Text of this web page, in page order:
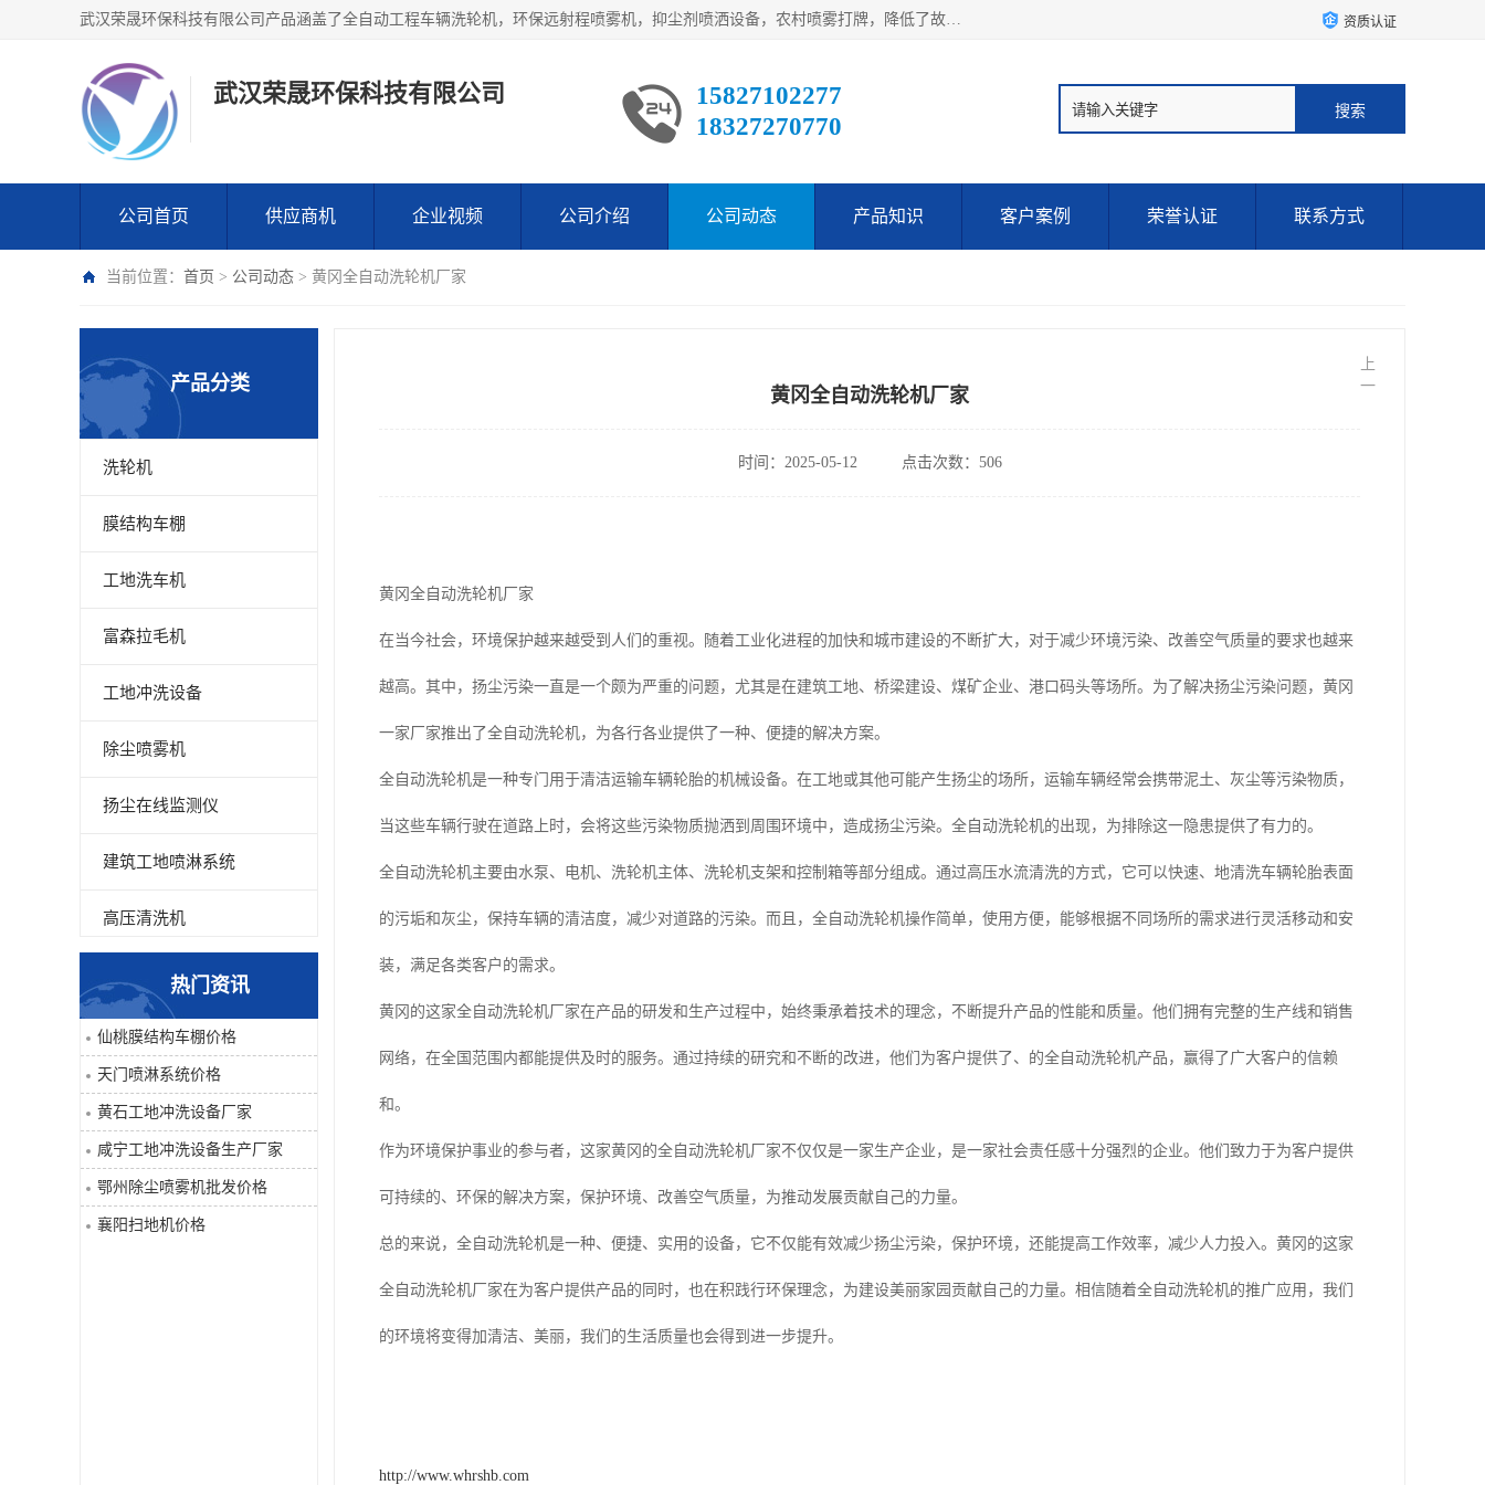
武汉荣晟环保科技有限公司产品涵盖了全自动工程车辆洗轮机，环保远射程喷雾机，抑尘剂喷洒设备，农村喷雾打牌，降低了故障率。多次获得环保科技进步奖，赢得了广大客户的一直好评. 资质认证
武汉荣晟环保科技有限公司
15827102277
18327270770
公司首页 供应商机 企业视频 公司介绍 公司动态 产品知识 客户案例 荣誉认证 联系方式
当前位置： 首页 > 公司动态 > 黄冈全自动洗轮机厂家
产品分类
洗轮机
膜结构车棚
工地洗车机
富森拉毛机
工地冲洗设备
除尘喷雾机
扬尘在线监测仪
建筑工地喷淋系统
高压清洗机
高压喷雾设备
喷淋系统
洒水车
洗地机
吸尘器
热门资讯
仙桃膜结构车棚价格
天门喷淋系统价格
黄石工地冲洗设备厂家
咸宁工地冲洗设备生产厂家
鄂州除尘喷雾机批发价格
襄阳扫地机价格
黄冈全自动洗轮机厂家
时间：2025-05-12 点击次数：506
黄冈全自动洗轮机厂家
在当今社会，环境保护越来越受到人们的重视。随着工业化进程的加快和城市建设的不断扩大，对于减少环境污染、改善空气质量的要求也越来
越高。其中，扬尘污染一直是一个颇为严重的问题，尤其是在建筑工地、桥梁建设、煤矿企业、港口码头等场所。为了解决扬尘污染问题，黄冈
一家厂家推出了全自动洗轮机，为各行各业提供了一种、便捷的解决方案。
全自动洗轮机是一种专门用于清洁运输车辆轮胎的机械设备。在工地或其他可能产生扬尘的场所，运输车辆经常会携带泥土、灰尘等污染物质，
当这些车辆行驶在道路上时，会将这些污染物质抛洒到周围环境中，造成扬尘污染。全自动洗轮机的出现，为排除这一隐患提供了有力的。
全自动洗轮机主要由水泵、电机、洗轮机主体、洗轮机支架和控制箱等部分组成。通过高压水流清洗的方式，它可以快速、地清洗车辆轮胎表面
的污垢和灰尘，保持车辆的清洁度，减少对道路的污染。而且，全自动洗轮机操作简单，使用方便，能够根据不同场所的需求进行灵活移动和安
装，满足各类客户的需求。
黄冈的这家全自动洗轮机厂家在产品的研发和生产过程中，始终秉承着技术的理念，不断提升产品的性能和质量。他们拥有完整的生产线和销售
网络，在全国范围内都能提供及时的服务。通过持续的研究和不断的改进，他们为客户提供了、的全自动洗轮机产品，赢得了广大客户的信赖
和。
作为环境保护事业的参与者，这家黄冈的全自动洗轮机厂家不仅仅是一家生产企业，是一家社会责任感十分强烈的企业。他们致力于为客户提供
可持续的、环保的解决方案，保护环境、改善空气质量，为推动发展贡献自己的力量。
总的来说，全自动洗轮机是一种、便捷、实用的设备，它不仅能有效减少扬尘污染，保护环境，还能提高工作效率，减少人力投入。黄冈的这家
全自动洗轮机厂家在为客户提供产品的同时，也在积践行环保理念，为建设美丽家园贡献自己的力量。相信随着全自动洗轮机的推广应用，我们
的环境将变得加清洁、美丽，我们的生活质量也会得到进一步提升。
http://www.whrshb.com
上
一